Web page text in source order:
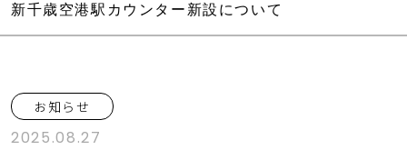
新千歳空港駅カウンター新設について
お知らせ
2025.08.27